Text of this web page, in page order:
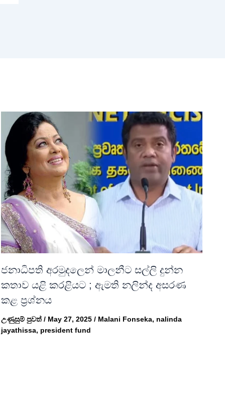
ජනාධිපති අරමුදලෙන් මාලනීට සල්ලි දුන්න
කතාව යළි කරළියට ; ඇමති නලින්ද අසරණ
කළ ප්‍රශ්නය
උණුසුම් පුවත්/ May 27, 2025 / Malani Fonseka, nalinda
jayathissa, president fund